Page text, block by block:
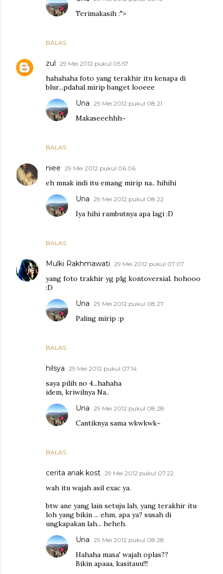
BALAS
Terimakasih :">
zul 29 Mei 2012 pukul 05.57
hahahaha foto yang terakhir itu kenapa di
blur...pdahal mirip banget looeee
BALAS
Una 29 Mei 2012 pukul 08.21
Makaseeehhh~
niee 29 Mei 2012 pukul 06.06
eh mnak indi itu emang mirip na.. hihihi
BALAS
Una 29 Mei 2012 pukul 08.22
Iya hihi rambutnya apa lagi :D
Mulki Rakhmawati 29 Mei 2012 pukul 07.07
yang foto trakhir yg plg kontoversial. hohooo
:D
BALAS
Una 29 Mei 2012 pukul 08.27
Paling mirip :p
hilsya 29 Mei 2012 pukul 07.14
saya pilih no 4...hahaha
idem, kriwilnya Na..
BALAS
Una 29 Mei 2012 pukul 08.28
Cantiknya sama wkwkwk~
cerita anak kost 29 Mei 2012 pukul 07.22
wah itu wajah asil exac ya.
btw ane yang lain setuju lah, yang terakhir itu
loh yang bikin ... ehm, apa ya? susah di
ungkapakan lah... heheh.
Una 29 Mei 2012 pukul 08.28
Hahaha masa' wajah oplas??
Bikin apaaa, kasitauu!!!